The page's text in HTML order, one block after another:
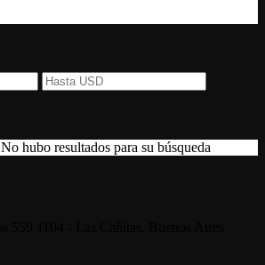
No hubo resultados para su búsqueda